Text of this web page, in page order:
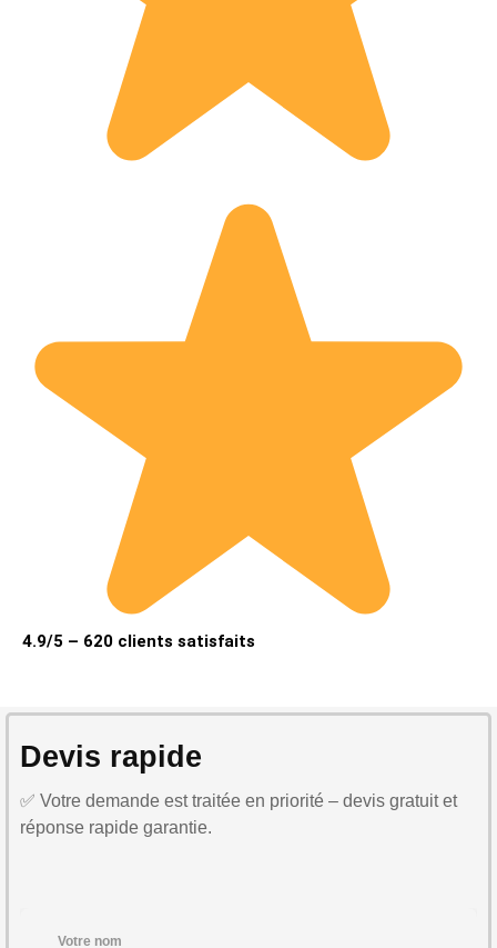
4.9/5 – 620 clients satisfaits
Devis rapide
✅ Votre demande est traitée en priorité – devis gratuit et
réponse rapide garantie.
Votre nom